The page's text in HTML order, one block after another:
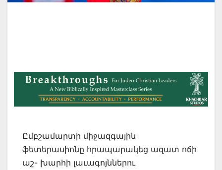
Ըմբշամարտի միջազգային
ֆետերասիոնը հրապարակեց ազատ ոճի
աշ- խարհի լաւագոյններու